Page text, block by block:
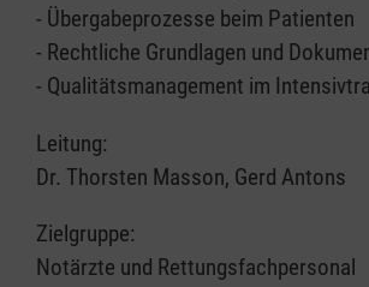
- Übergabeprozesse beim Patienten
- Rechtliche Grundlagen und
- Qualitätsmanagement im
Leitung:
Dr. Thorsten Masson, Gerd Antons
Zielgruppe:
Notärzte und Rettungsfachpersonal